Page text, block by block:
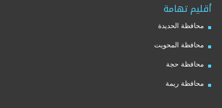
أقليم تهامة
محافظة الحديدة
محافظة المحويت
محافظة حجة
محافظة ريمة